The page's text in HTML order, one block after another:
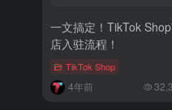
一文搞定！TikTok
店入驻流程！
TikTok Shop
4年前